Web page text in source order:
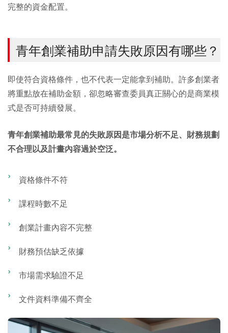
完整的資金配置。
青年創業補助申請失敗原因有哪些？
即使符合資格條件，也不代表一定能拿到補助。許多創業者
將重點放在補助金額，卻忽略審查委員真正關心的是商業模
式是否可持續發展。
青年創業補助最常見的失敗原因是市場分析不足、財務規劃
不合理以及計畫內容過於空泛。
資格條件不符
課程時數不足
創業計畫內容不完整
財務預估缺乏依據
市場需求驗證不足
文件資料準備不齊全